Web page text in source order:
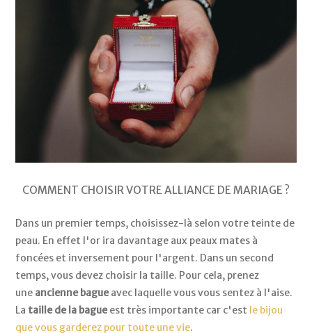
COMMENT CHOISIR VOTRE ALLIANCE DE MARIAGE ?
Dans un premier temps, choisissez-là selon votre teinte de
peau. En effet l'or ira davantage aux peaux mates à
foncées et inversement pour l'argent. Dans un second
temps, vous devez choisir la taille. Pour cela, prenez
une ancienne bagueavec laquelle vous vous sentez à l'aise.
La taille de la bagueest très importante car c'est le bijou
que vous garderez pour toute une vie.